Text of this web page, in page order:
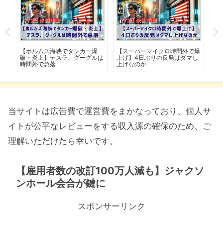
【ホルムズ海峡でタンカー爆
破・炎上】テスラ、グーグルは
時間外で急落
【スーパーマイクロ時間外で爆
上げ】4日ぶりの反発はダマし
上げなのか
当サイトは広告費で運営費をまかなっており、個人サ
イトが公平なレビューをする収入源の確保のため、ご
理解いただけたら幸いです。
【雇用者数の改訂100万人減も】ジャクソ
ンホール会合が鍵に
スポンサーリンク